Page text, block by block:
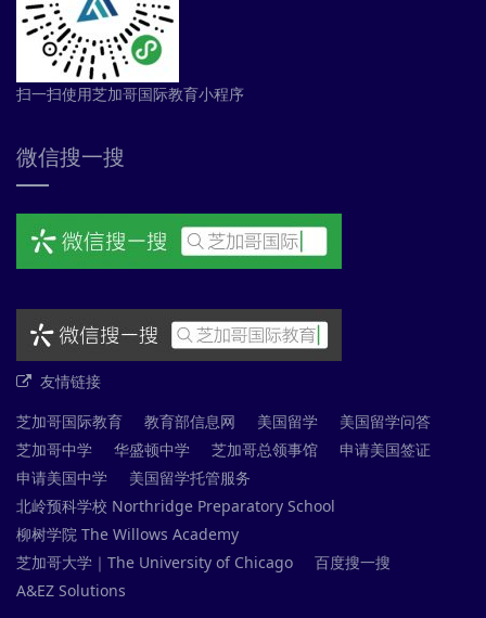
扫一扫使用芝加哥国际教育小程序
微信搜一搜
友情链接
芝加哥国际教育
教育部信息网 美国留学
美国留学问答
芝加哥中学
华盛顿中学 芝加哥总领事馆
申请美国签证
申请美国中学
美国留学托管服务
北岭预科学校 Northridge Preparatory School
柳树学院 The Willows Academy
芝加哥大学｜The University of Chicago
百度搜一搜
A&EZ Solutions